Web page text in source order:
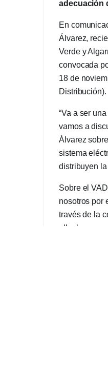
adecuación
En
Álvarez,
Verde y
convocada
18 de
Distribución).
“Va a ser
vamos a
Álvarez
sistema
distribuyen
Sobre el
nosotros por
través de la
ello, la